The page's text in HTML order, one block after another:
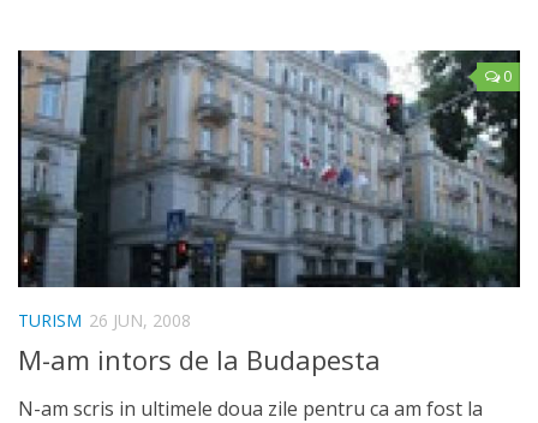
0
TURISM 26 JUN, 2008
M-am intors de la Budapesta
N-am scris in ultimele doua zile pentru ca am fost la